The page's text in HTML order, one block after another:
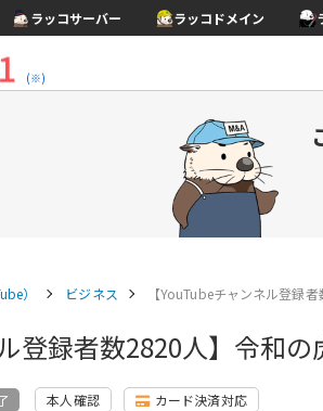
ラッコサーバー ラッコドメイン
(※)
） ビジネス 【YouTubeチャンネル登録
登録者数2820人】令和
本人確認 カード決済対応